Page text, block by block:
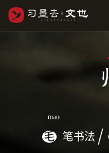
mao
毛 笔书法